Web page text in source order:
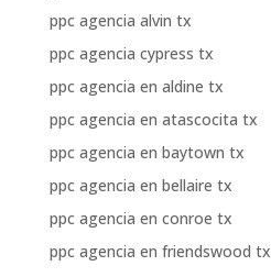
ppc agencia alvin tx
ppc agencia cypress tx
ppc agencia en aldine tx
ppc agencia en atascocita tx
ppc agencia en baytown tx
ppc agencia en bellaire tx
ppc agencia en conroe tx
ppc agencia en friendswood tx